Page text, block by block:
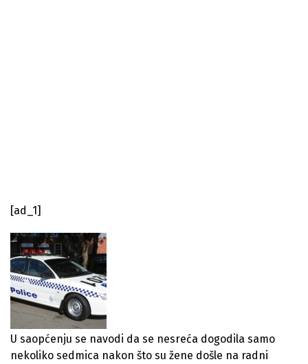
[ad_1]
U saopćenju se navodi da se nesreća dogodila samo
nekoliko sedmica nakon što su žene došle na radni